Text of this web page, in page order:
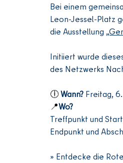
Bei einem
Leon-Jessel-Platz
die Ausstellung
Initiiert wurde
des Netzwerks
🕕 Wann? Freitag,
📍Wo?
Treffpunkt und
Endpunkt und
» Entdecke die